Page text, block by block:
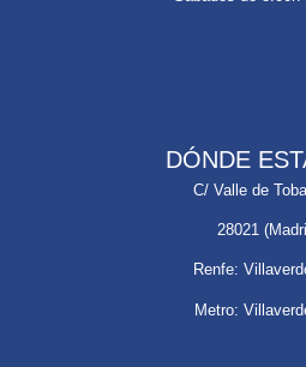
DÓNDE
C/ Valle de
28021
Renfe:
Metro: